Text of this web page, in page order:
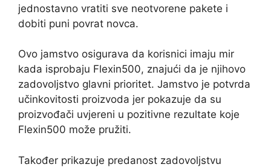
jednostavno vratiti sve neotvorene pakete i
dobiti puni povrat novca.
Ovo jamstvo osigurava da korisnici imaju mir
kada isprobaju Flexin500, znajući da je njihovo
zadovoljstvo glavni prioritet. Jamstvo je potvrda
učinkovitosti proizvoda jer pokazuje da su
proizvođači uvjereni u pozitivne rezultate koje
Flexin500 može pružiti.
Također prikazuje predanost zadovoljstvu